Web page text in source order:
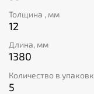
MU 3558 значит
комфорт для
Толщина , мм
12
Длина, мм
1380
Количество в
5